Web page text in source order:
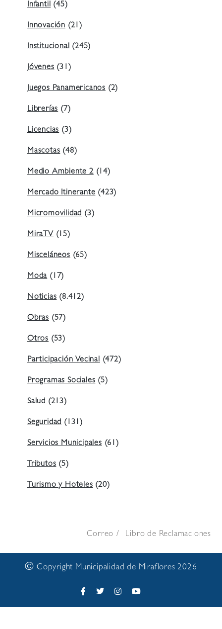
Infantil(45)
Innovación (21)
Institucional(245)
Jóvenes(31)
Juegos Panamericanos (2)
Librerías(7)
Licencias(3)
Mascotas(48)
Medio Ambiente 2(14)
Mercado Itinerante(423)
Micromovilidad(3)
MiraTV(15)
Misceláneos(65)
Moda(17)
Noticias(8.412)
Obras (57)
Otros (53)
Participación Vecinal(472)
Programas Sociales(5)
Salud (213)
Seguridad(131)
Servicios Municipales(61)
Tributos(5)
Turismo y Hoteles(20)
Correo Libro de Reclamaciones
© Copyright Municipalidad de Miraflores 2026